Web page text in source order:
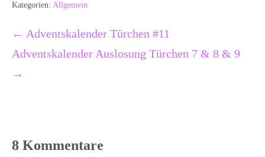
Kategorien: Allgemein
Beitragsnavigation
← Adventskalender Türchen #11
Adventskalender Auslosung Türchen 7 & 8 & 9
→
8 Kommentare